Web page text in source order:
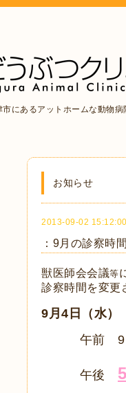
にあるアットホームな動物病
お知らせ
2013-09-02 15:12:00
：9月の診察時
獣医師会会議等
診察時間を変更
9月4日（水）
午前 9～
午後